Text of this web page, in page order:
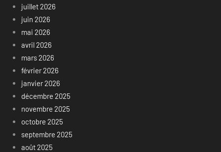
juillet 2026
juin 2026
mai 2026
avril 2026
mars 2026
février 2026
janvier 2026
décembre 2025
novembre 2025
octobre 2025
septembre 2025
août 2025